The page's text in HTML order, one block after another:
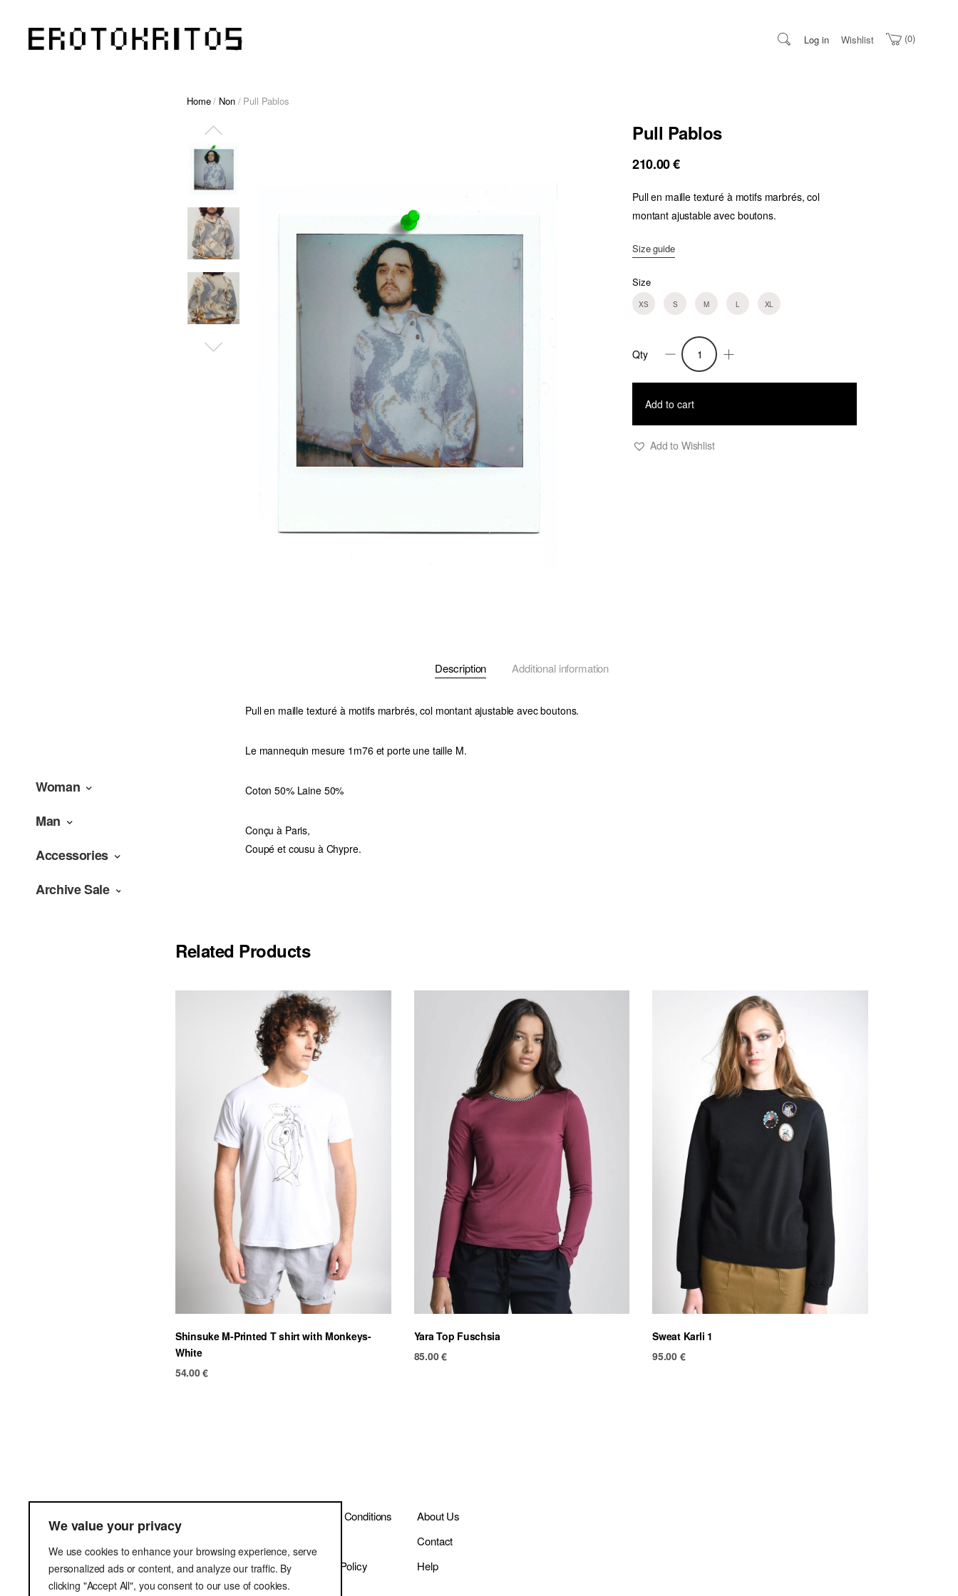
We value your privacy
We use cookies to enhance your browsing experience, serve
personalized ads or content, and analyze our traffic. By
clicking "Accept All", you consent to our use of cookies.
Log in 0
Wishlist
Woman
Man
Accessories
Archive Sale
Home/ Non/ Pull Pablos
Pull Pablos
210.00€
Pull en maille texturé à motifs marbrés, col
montant ajustable avec boutons.
Size guide
Size
XS S M L XL
Pull
Pablos
quantity
Qty
Add to cart
Add to Wishlist
Description Additional information
Pull en maille texturé à motifs marbrés, col montant ajustable avec boutons.
Le mannequin mesure 1m76 et porte une taille M.
Coton 50% Laine 50%
Conçu à Paris,
Coupé et cousu à Chypre.
Related Products
Shinsuke M-Printed T shirt with Monkeys-
White
54.00€
Yara Top Fuschsia
85.00€
Sweat Karli 1
95.00 €
Terms & Conditions
Privacy Policy
About Us
Contact
Help